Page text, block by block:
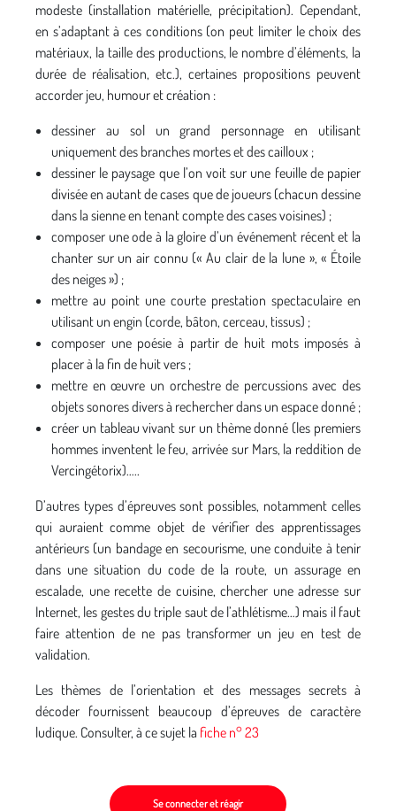
modeste (installation matérielle, précipitation). Cependant,
en s’adaptant à ces conditions (on peut limiter le choix des
matériaux, la taille des productions, le nombre d’éléments, la
durée de réalisation, etc.), certaines propositions peuvent
accorder jeu, humour et création :
dessiner au sol un grand personnage en utilisant
uniquement des branches mortes et des cailloux ;
dessiner le paysage que l’on voit sur une feuille de papier
divisée en autant de cases que de joueurs (chacun dessine
dans la sienne en tenant compte des cases voisines) ;
composer une ode à la gloire d’un événement récent et la
chanter sur un air connu (« Au clair de la lune », « Étoile
des neiges ») ;
mettre au point une courte prestation spectaculaire en
utilisant un engin (corde, bâton, cerceau, tissus) ;
composer une poésie à partir de huit mots imposés à
placer à la fin de huit vers ;
mettre en œuvre un orchestre de percussions avec des
objets sonores divers à rechercher dans un espace donné ;
créer un tableau vivant sur un thème donné (les premiers
hommes inventent le feu, arrivée sur Mars, la reddition de
Vercingétorix)…..
D’autres types d’épreuves sont possibles, notamment celles
qui auraient comme objet de vérifier des apprentissages
antérieurs (un bandage en secourisme, une conduite à tenir
dans une situation du code de la route, un assurage en
escalade, une recette de cuisine, chercher une adresse sur
Internet, les gestes du triple saut de l’athlétisme…) mais il faut
faire attention de ne pas transformer un jeu en test de
validation.
Les thèmes de l’orientation et des messages secrets à
décoder fournissent beaucoup d’épreuves de caractère
ludique. Consulter, à ce sujet la fiche n° 23
Se connecter et réagir